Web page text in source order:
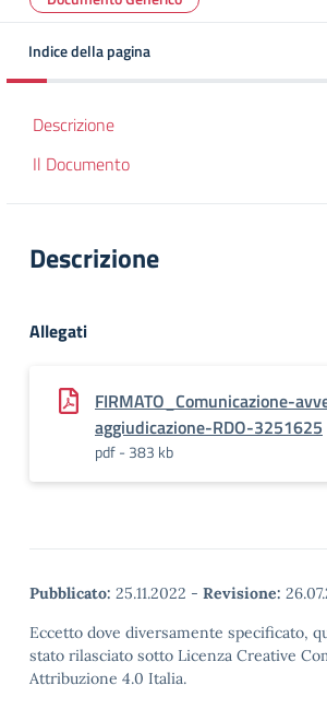
Indice della pagina
Descrizione
Il Documento
Descrizione
Allegati
FIRMATO_Comunicazione-
aggiudicazione-RDO-3251625
pdf - 383 kb
Pubblicato: 25.11.2022 - Revisione:
Eccetto dove diversamente specificato,
stato rilasciato sotto Licenza Creative
Attribuzione 4.0 Italia.